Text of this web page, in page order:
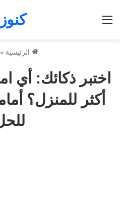
الرئيسية »
اختبر ذكائك: أي